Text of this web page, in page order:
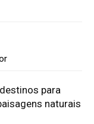
para
naturais